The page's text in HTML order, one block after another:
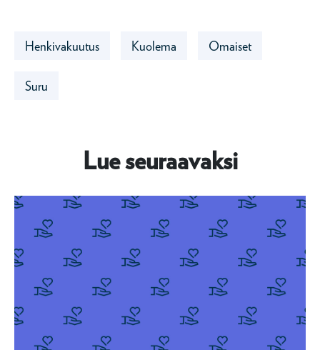
Henkivakuutus Kuolema Omaiset
Suru
Lue seuraavaksi